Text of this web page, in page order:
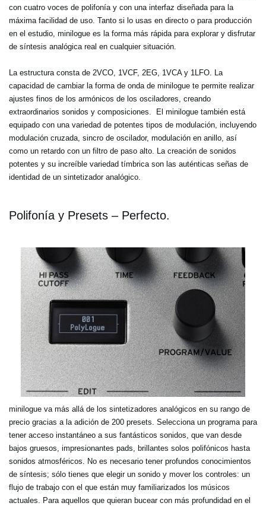
con cuatro voces de polifonía y con una interfaz diseñada para la
máxima facilidad de uso. Tanto si lo usas en directo o para producción
en el estudio, minilogue es la forma más rápida para explorar y disfrutar
de síntesis analógica real en cualquier situación.
La estructura consta de 2VCO, 1VCF, 2EG, 1VCA y 1LFO. La
capacidad de cambiar la forma de onda de minilogue te permite realizar
ajustes finos de los armónicos de los osciladores, creando
extraordinarios sonidos y composiciones. El minilogue también está
equipado con una variedad de potentes tipos de modulación, incluyendo
modulación cruzada, sincro de oscilador, modulación en anillo, así
como un retardo con un filtro de paso alto. La creación de sonidos
potentes y su increíble variedad tímbrica son las auténticas señas de
identidad de un sintetizador analógico.
Polifonía y Presets – Perfecto.
minilogue va más allá de los sintetizadores analógicos en su rango de
precio gracias a la adición de 200 presets. Selecciona un programa para
tener acceso instantáneo a sus fantásticos sonidos, que van desde
bajos gruesos, impresionantes pads, brillantes solos polifónicos hasta
sonidos atmosféricos. No es necesario tener profundos conocimientos
de síntesis; sólo tienes que elegir un sonido y mover los controles: un
flujo de trabajo con el que están muy familiarizados los músicos
actuales. Para aquellos que quieran bucear con más profundidad en el